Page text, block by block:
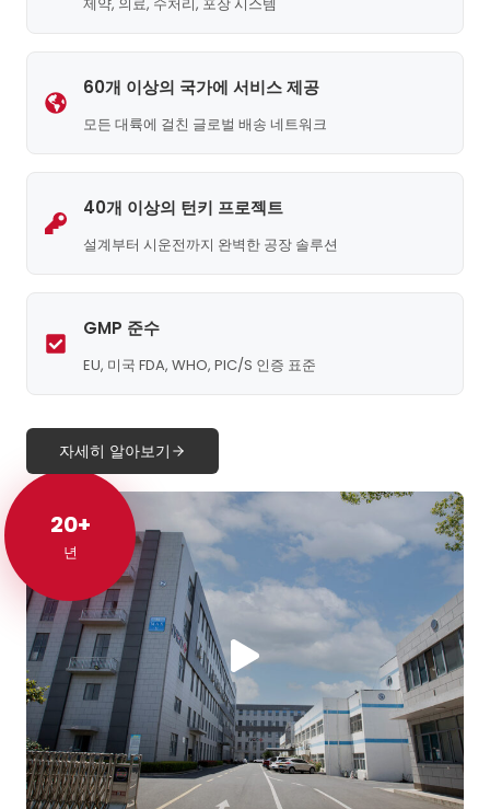
20+
20+
년
제약, 의료, 수처리, 포장 시스템
60개 이상의 국가에 서비스 제공
모든 대륙에 걸친 글로벌 배송 네트워크
40개 이상의 턴키 프로젝트
설계부터 시운전까지 완벽한 공장 솔루션
GMP 준수
EU, 미국 FDA, WHO, PIC/S 인증 표준
자세히 알아보기